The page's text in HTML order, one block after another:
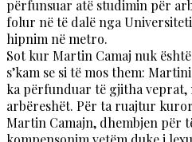
përfunsuar atë studimin për
folur në të dalë nga
hipnim në metro.
Sot kur Martin Camaj nuk
s’kam se si të mos them:
ka përfunduar të gjitha veprat,
arbëreshët. Për ta ruajtur
Martin Camajn, dhembjen për